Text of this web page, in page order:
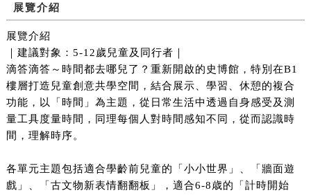
展覽介紹
展覽介紹
｜建議對象：5-12歲兒童及同行者｜
滴答滴答～時間都去哪兒了？重新開啟的史博館，特別在B1
樓層打造兒童創意共學空間，結合展示、學習、休憩的複合
功能，以「時間」為主題，從日常生活中透過自身感受及測
量工具度量時間，同理每個人對時間感知不同，從而認識時
間，理解時序。
各單元主題包括適合學齡前兒童的「小小世界」、「牆面遊
戲」、「古文物新表情翻翻板」，適合6-8歳的「計時開始